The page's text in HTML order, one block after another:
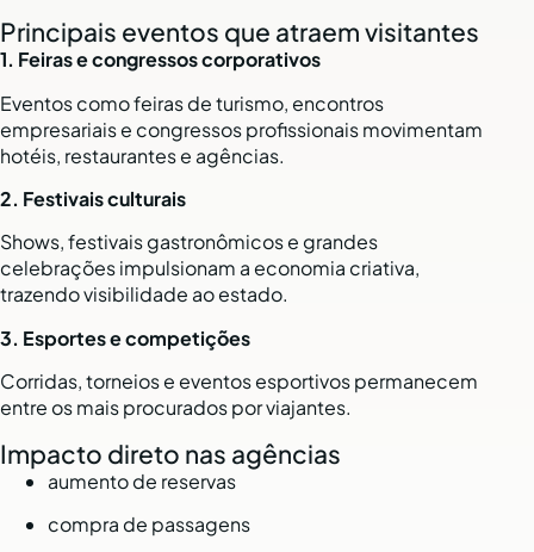
Principais eventos que atraem visitantes
1. Feiras e congressos corporativos
Eventos como feiras de turismo, encontros
empresariais e congressos profissionais movimentam
hotéis, restaurantes e agências.
2. Festivais culturais
Shows, festivais gastronômicos e grandes
celebrações impulsionam a economia criativa,
trazendo visibilidade ao estado.
3. Esportes e competições
Corridas, torneios e eventos esportivos permanecem
entre os mais procurados por viajantes.
Impacto direto nas agências
aumento de reservas
compra de passagens